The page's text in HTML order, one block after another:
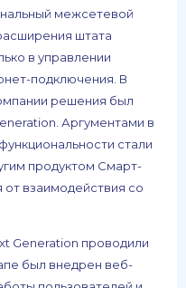
межсетевой
штата
в управлении
подключения. В
решения был
Аргументами в
стали
продуктом Смарт-
взаимодействия со
Generation проводили
был внедрен веб-